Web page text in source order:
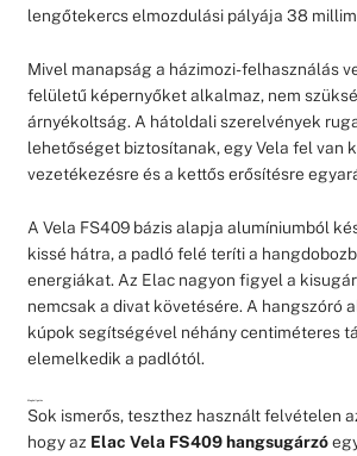
lengőtekercs elmozdulási pályája 38
Mivel manapság a házimozi-felhasználás
felületű képernyőket alkalmaz, nem
árnyékoltság. A hátoldali szerelvények
lehetőséget biztosítanak, egy Vela fel van
vezetékezésre és a kettős erősítésre
A Vela FS409 bázis alapja alumíniumból
kissé hátra, a padló felé teríti a
energiákat. Az Elac nagyon figyel a
nemcsak a divat követésére. A hangszóró
kúpok segítségével néhány centiméteres
elemelkedik a padlótól.
Sok ismerős, teszthez használt felvételen
hogy az Elac Vela FS409 hangsugárzó